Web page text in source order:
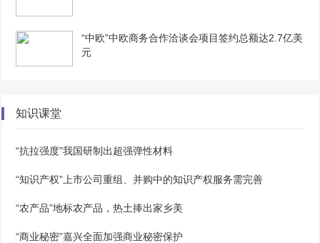
“中欧”中欧商务合作洽谈会项目签约总额达2.7亿美
元
知识课堂
“抗拉强度”我国研制出超强弹性材料
“知识产权”上市公司重组、并购中的知识产权服务需完善
“农产品”地标农产品，热土捧出家乡美
“商业秘密”嘉兴全面加强商业秘密保护